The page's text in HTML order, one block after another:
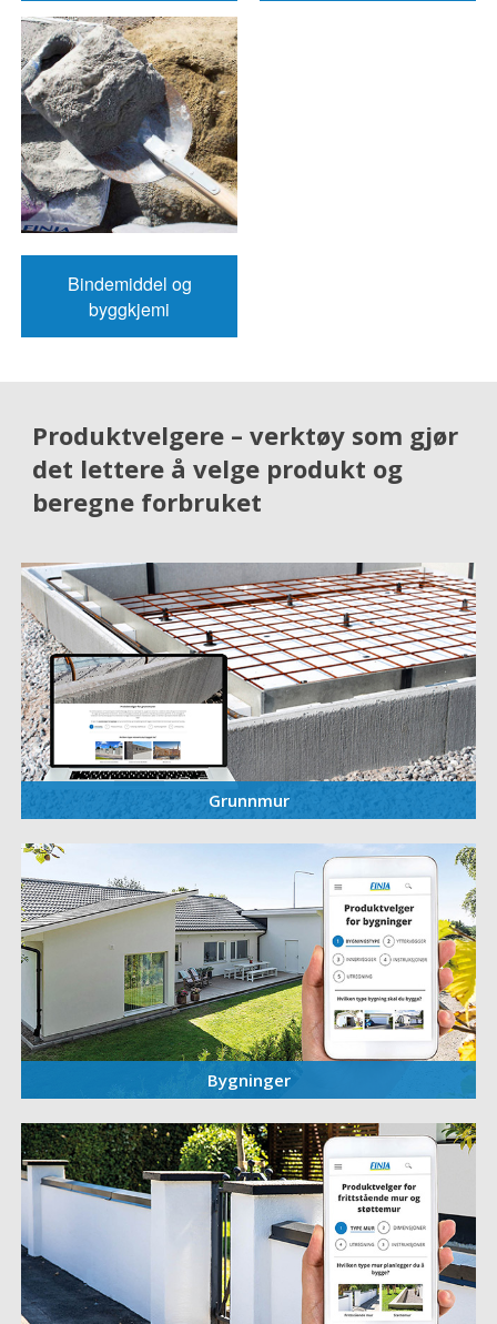
Bindemiddel og
byggkjemi
Produktvelgere – verktøy som gjør
det lettere å velge produkt og
beregne forbruket
Grunnmur
Bygninger